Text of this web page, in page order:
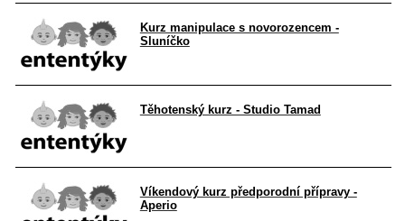
Kurz manipulace s novorozencem -
Sluníčko
Těhotenský kurz - Studio Tamad
Víkendový kurz předporodní přípravy -
Aperio